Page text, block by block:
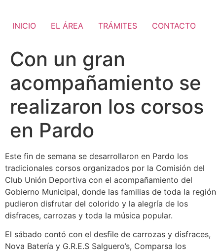
INICIO EL ÁREA TRÁMITES CONTACTO
Con un gran
acompañamiento se
realizaron los corsos
en Pardo
Este fin de semana se desarrollaron en Pardo los
tradicionales corsos organizados por la Comisión del
Club Unión Deportiva con el acompañamiento del
Gobierno Municipal, donde las familias de toda la región
pudieron disfrutar del colorido y la alegría de los
disfraces, carrozas y toda la música popular.
El sábado contó con el desfile de carrozas y disfraces,
Nova Batería y G.R.E.S Salguero’s, Comparsa los